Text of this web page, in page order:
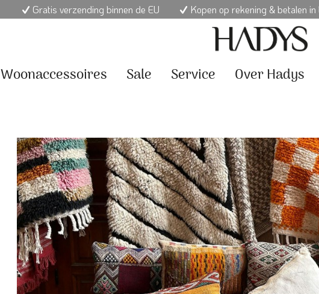
Gratis verzending binnen de EU Kopen op rekening & betalen
Woonaccessoires Sale Service Over Hadys